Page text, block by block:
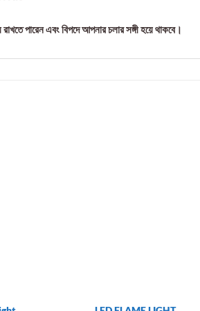
পারেন এবং বিপদে আপনার চলার সঙ্গী হয়ে থাকবে।